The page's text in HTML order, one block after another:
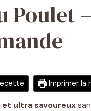
Poulet
Imprimer la
et ultra savoureux